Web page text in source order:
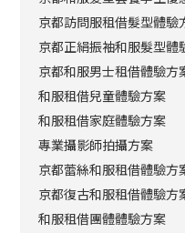
京都訪問服租借髮型體驗
京都正絹振袖和服髮型體
京都和服男士租借體驗方
和服租借兒童體驗方案
和服租借家庭體驗方案
專業攝影師拍攝方案
京都蕾絲和服租借體驗方
京都復古和服租借體驗方
和服租借團體體驗方案